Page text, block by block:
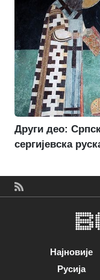
Други део:
сергијевска
Најновије
Русија